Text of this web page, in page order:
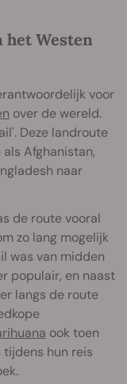
het Westen
voor
over de wereld.
Deze landroute
Afghanistan,
naar
de route vooral
zo lang mogelijk
was van midden
populair, en naast
langs de route
ook toen
tijdens hun reis